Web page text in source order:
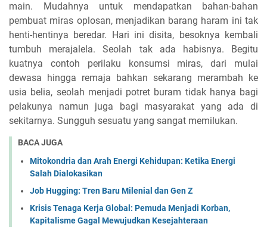
main. Mudahnya untuk mendapatkan bahan-bahan
pembuat miras oplosan, menjadikan barang haram ini tak
henti-hentinya beredar. Hari ini disita, besoknya kembali
tumbuh merajalela. Seolah tak ada habisnya. Begitu
kuatnya contoh perilaku konsumsi miras, dari mulai
dewasa hingga remaja bahkan sekarang merambah ke
usia belia, seolah menjadi potret buram tidak hanya bagi
pelakunya namun juga bagi masyarakat yang ada di
sekitarnya. Sungguh sesuatu yang sangat memilukan.
BACA JUGA
Mitokondria dan Arah Energi Kehidupan: Ketika Energi
Salah Dialokasikan
Job Hugging: Tren Baru Milenial dan Gen Z
Krisis Tenaga Kerja Global: Pemuda Menjadi Korban,
Kapitalisme Gagal Mewujudkan Kesejahteraan